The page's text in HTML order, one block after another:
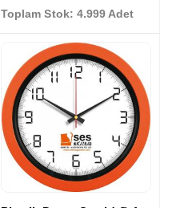
Toplam Stok: 4.999 Adet